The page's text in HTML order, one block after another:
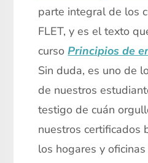
parte integral de los
FLET, y es el texto
cursoPrincipios de
Sin duda, es uno de
de nuestros
testigo de cuán
nuestros certificados
los hogares y